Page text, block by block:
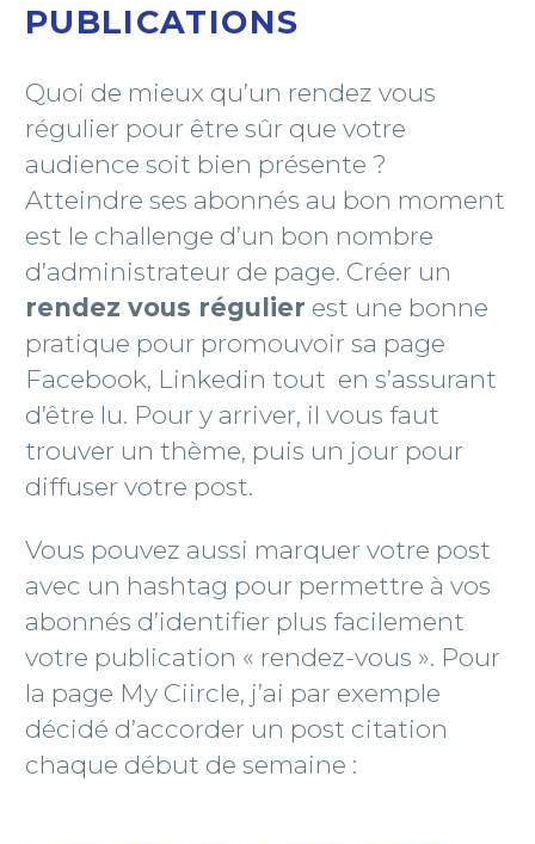
PUBLICATIONS
Quoi de mieux qu’un rendez vous
régulier pour être sûr que votre
audience soit bien présente ?
Atteindre ses abonnés au bon moment
est le challenge d’un bon nombre
d’administrateur de page. Créer un
rendez vous régulier est une bonne
pratique pour promouvoir sa page
Facebook, Linkedin tout en s’assurant
d’être lu. Pour y arriver, il vous faut
trouver un thème, puis un jour pour
diffuser votre post.
Vous pouvez aussi marquer votre post
avec un hashtag pour permettre à vos
abonnés d’identifier plus facilement
votre publication « rendez-vous ». Pour
la page My Ciircle, j’ai par exemple
décidé d’accorder un post citation
chaque début de semaine :